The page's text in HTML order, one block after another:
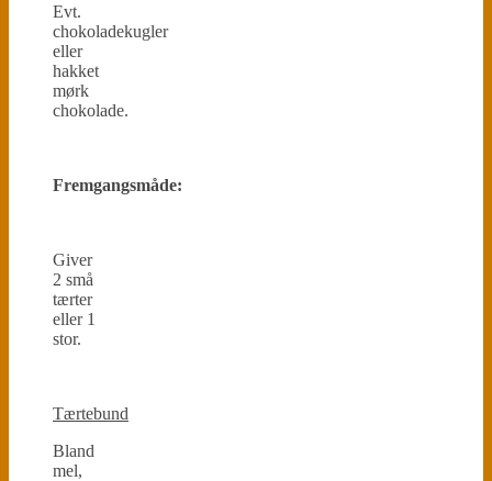
Evt.
chokoladekugler
eller
hakket
mørk
chokolade.
Fremgangsmåde:
Giver
2 små
tærter
eller 1
stor.
Tærtebund
Bland
mel,